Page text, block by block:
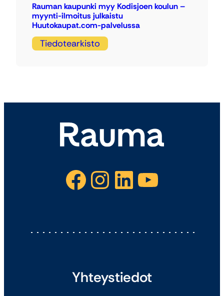
Rauman kaupunki myy Kodisjoen koulun –
myynti-ilmoitus julkaistu
Huutokaupat.com-palvelussa
Tiedotearkisto
Facebook Instagram LinkedIn YouTube
Yhteystiedot